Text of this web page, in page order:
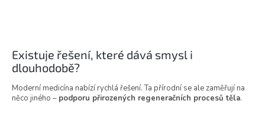
Existuje řešení, které dává smysl i
dlouhodobě?
Moderní medicína nabízí rychlá řešení. Ta přírodní se ale zaměřují na
něco jiného – podporu přirozených regeneračních procesů těla.